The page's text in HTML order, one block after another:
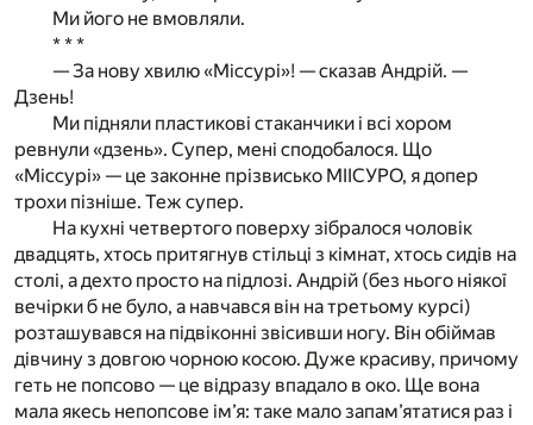
Ми його не вмовляли.
* * *
— За нову хвилю «Міссурі»! — сказав Андрій. —
Дзень!
Ми підняли пластикові стаканчики і всі хором
ревнули «дзень». Супер, мені сподобалося. Що
«Міссурі» — це законне прізвисько МІІСУРО, я допер
трохи пізніше. Теж супер.
На кухні четвертого поверху зібралося чоловік
двадцять, хтось притягнув стільці з кімнат, хтось сидів на
столі, а дехто просто на підлозі. Андрій (без нього ніякої
вечірки б не було, а навчався він на третьому курсі)
розташувався на підвіконні звісивши ногу. Він обіймав
дівчину з довгою чорною косою. Дуже красиву, причому
геть не попсово — це відразу впадало в око. Ще вона
мала якесь непопсове ім’я: таке мало запам’ятатися раз і